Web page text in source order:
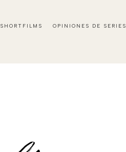
SHORTFILMS OPINIONES DE SERIES